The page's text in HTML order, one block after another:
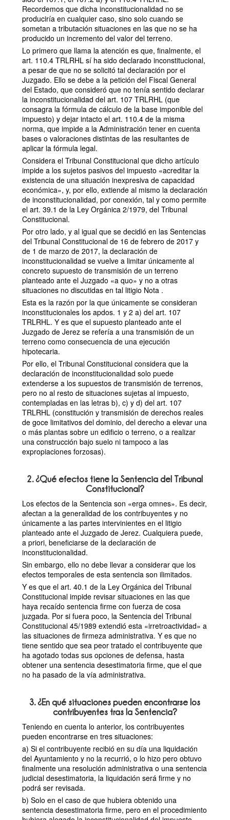
Recordemos que dicha inconstitucionalidad no se
produciría en cualquier caso, sino solo cuando se
sometan a tributación situaciones en las que no se ha
producido un incremento del valor del terreno.
Lo primero que llama la atención es que, finalmente, el
art. 110.4 TRLRHL sí ha sido declarado inconstitucional,
a pesar de que no se solicitó tal declaración por el
Juzgado. Ello se debe a la petición del Fiscal General
del Estado, que consideró que no tenía sentido declarar
la inconstitucionalidad del art. 107 TRLRHL (que
consagra la fórmula de cálculo de la base imponible del
impuesto) y dejar intacto el art. 110.4 de la misma
norma, que impide a la Administración tener en cuenta
bases o valoraciones distintas de las resultantes de
aplicar la fórmula legal.
Considera el Tribunal Constitucional que dicho artículo
impide a los sujetos pasivos del impuesto «acreditar la
existencia de una situación inexpresiva de capacidad
económica», y, por ello, extiende al mismo la declaración
de inconstitucionalidad, por conexión, tal y como permite
el art. 39.1 de la Ley Orgánica 2/1979, del Tribunal
Constitucional.
Por otro lado, y al igual que se decidió en las Sentencias
del Tribunal Constitucional de 16 de febrero de 2017 y
de 1 de marzo de 2017, la declaración de
inconstitucionalidad se vuelve a limitar únicamente al
concreto supuesto de transmisión de un terreno
planteado ante el Juzgado «a quo» y no a otras
situaciones no discutidas en tal litigio Nota .
Esta es la razón por la que únicamente se consideran
inconstitucionales los apdos. 1 y 2 a) del art. 107
TRLRHL. Y es que el supuesto planteado ante el
Juzgado de Jerez se refería a una transmisión de un
terreno como consecuencia de una ejecución
hipotecaria.
Por ello, el Tribunal Constitucional considera que la
declaración de inconstitucionalidad solo puede
extenderse a los supuestos de transmisión de terrenos,
pero no al resto de situaciones sujetas al impuesto,
contempladas en las letras b), c) y d) del art. 107
TRLRHL (constitución y transmisión de derechos reales
de goce limitativos del dominio, del derecho a elevar una
o más plantas sobre un edificio o terreno, o a realizar
una construcción bajo suelo ni tampoco a las
expropiaciones forzosas).
2. ¿Qué efectos tiene la Sentencia del Tribunal
Constitucional?
Los efectos de la Sentencia son «erga omnes». Es decir,
afectan a la generalidad de los contribuyentes y no
únicamente a las partes intervinientes en el litigio
planteado ante el Juzgado de Jerez. Cualquiera puede,
a priori, beneficiarse de la declaración de
inconstitucionalidad.
Sin embargo, ello no debe llevar a considerar que los
efectos temporales de esta sentencia son ilimitados.
Y es que el art. 40.1 de la Ley Orgánica del Tribunal
Constitucional impide revisar situaciones en las que
haya recaído sentencia firme con fuerza de cosa
juzgada. Por si fuera poco, la Sentencia del Tribunal
Constitucional 45/1989 extendió esta «irretroactividad» a
las situaciones de firmeza administrativa. Y es que no
tiene sentido que sea peor tratado el contribuyente que
ha agotado todas sus opciones de defensa, hasta
obtener una sentencia desestimatoria firme, que el que
no ha pasado de la vía administrativa.
3. ¿En qué situaciones pueden encontrarse los
contribuyentes tras la Sentencia?
Teniendo en cuenta lo anterior, los contribuyentes
pueden encontrarse en tres situaciones:
a) Si el contribuyente recibió en su día una liquidación
del Ayuntamiento y no la recurrió, o lo hizo pero obtuvo
finalmente una resolución administrativa o una sentencia
judicial desestimatoria, la liquidación será firme y no
podrá ser revisada.
b) Solo en el caso de que hubiera obtenido una
sentencia desestimatoria firme, pero en el procedimiento